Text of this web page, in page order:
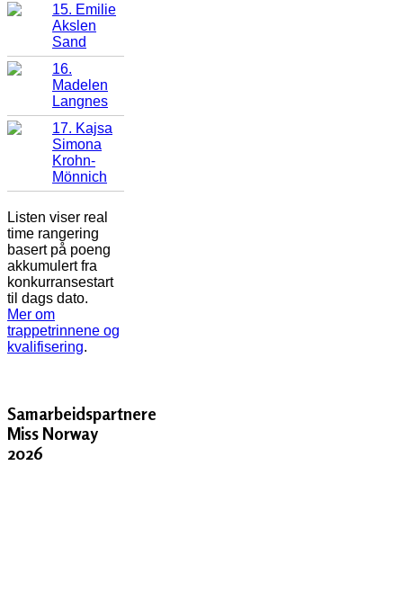
15. Emilie
Akslen
Sand
16.
Madelen
Langnes
17. Kajsa
Simona
Krohn-
Mönnich
Listen viser real
time rangering
basert på poeng
akkumulert fra
konkurransestart
til dags dato.
Mer om
trappetrinnene og
kvalifisering.
Samarbeidspartnere
Miss Norway
2026